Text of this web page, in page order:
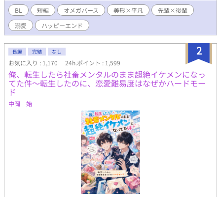
BL 短編 オメガバース 美形×平凡
先輩×後輩
溺愛
ハッピーエンド
2
長編 完結 なし
お気に入り : 1,170 24h.ポイント : 1,599
俺、転生したら社畜メンタルのまま超絶イケメンになっ
てた件～転生したのに、恋愛難易度はなぜかハードモー
ド
中岡 始